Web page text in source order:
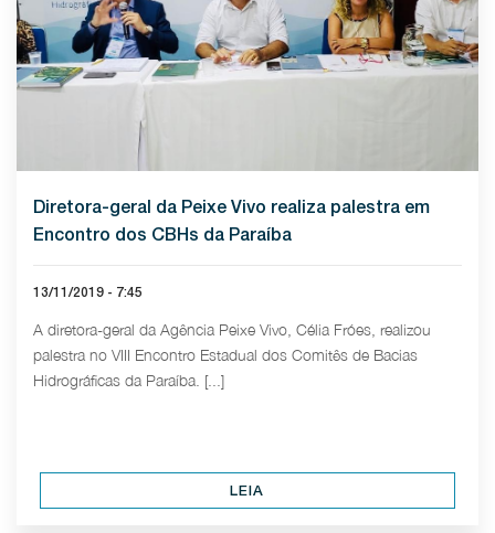
Diretora-geral da Peixe Vivo realiza palestra em
Encontro dos CBHs da Paraíba
13/11/2019 - 7:45
A diretora-geral da Agência Peixe Vivo, Célia Fróes, realizou
palestra no VIII Encontro Estadual dos Comitês de Bacias
Hidrográficas da Paraíba. [...]
LEIA